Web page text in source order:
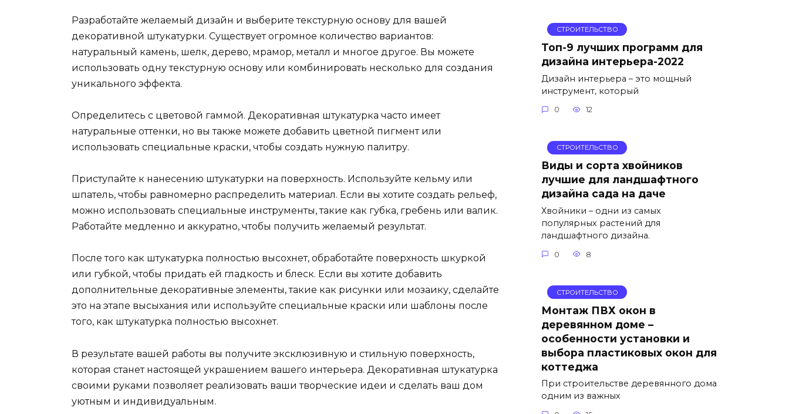
Разработайте желаемый дизайн и выберите текстурную основу для вашей
декоративной штукатурки. Существует огромное количество вариантов:
натуральный камень, шелк, дерево, мрамор, металл и многое другое. Вы можете
использовать одну текстурную основу или комбинировать несколько для создания
уникального эффекта.
Определитесь с цветовой гаммой. Декоративная штукатурка часто имеет
натуральные оттенки, но вы также можете добавить цветной пигмент или
использовать специальные краски, чтобы создать нужную палитру.
Приступайте к нанесению штукатурки на поверхность. Используйте кельму или
шпатель, чтобы равномерно распределить материал. Если вы хотите создать рельеф,
можно использовать специальные инструменты, такие как губка, гребень или валик.
Работайте медленно и аккуратно, чтобы получить желаемый результат.
После того как штукатурка полностью высохнет, обработайте поверхность шкуркой
или губкой, чтобы придать ей гладкость и блеск. Если вы хотите добавить
дополнительные декоративные элементы, такие как рисунки или мозаику, сделайте
это на этапе высыхания или используйте специальные краски или шаблоны после
того, как штукатурка полностью высохнет.
В результате вашей работы вы получите эксклюзивную и стильную поверхность,
которая станет настоящей украшением вашего интерьера. Декоративная штукатурка
своими руками позволяет реализовать ваши творческие идеи и сделать ваш дом
уютным и индивидуальным.
СТРОИТЕЛЬСТВО
Топ-9 лучших программ для
дизайна интерьера-2022
Дизайн интерьера – это мощный
инструмент, который
0 12
СТРОИТЕЛЬСТВО
Виды и сорта хвойников
лучшие для ландшафтного
дизайна сада на даче
Хвойники – одни из самых
популярных растений для
ландшафтного дизайна.
0 8
СТРОИТЕЛЬСТВО
Монтаж ПВХ окон в
деревянном доме –
особенности установки и
выбора пластиковых окон для
коттеджа
При строительстве деревянного дома
одним из важных